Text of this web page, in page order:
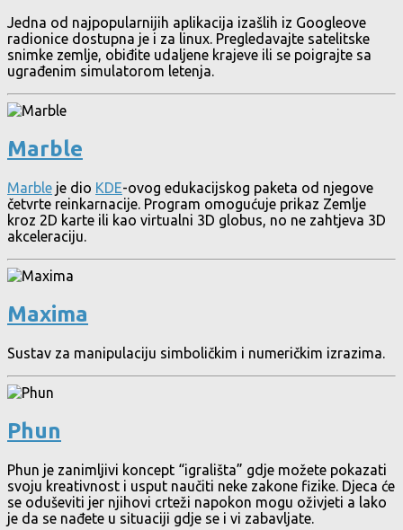
Jedna od najpopularnijih aplikacija izašlih iz Googleove
radionice dostupna je i za linux. Pregledavajte satelitske
snimke zemlje, obiđite udaljene krajeve ili se poigrajte sa
ugrađenim simulatorom letenja.
Marble
Marble je dio KDE-ovog edukacijskog paketa od njegove
četvrte reinkarnacije. Program omogućuje prikaz Zemlje
kroz 2D karte ili kao virtualni 3D globus, no ne zahtjeva 3D
akceleraciju.
Maxima
Sustav za manipulaciju simboličkim i numeričkim izrazima.
Phun
Phun je zanimljivi koncept “igrališta” gdje možete pokazati
svoju kreativnost i usput naučiti neke zakone fizike. Djeca će
se oduševiti jer njihovi crteži napokon mogu oživjeti a lako
je da se nađete u situaciji gdje se i vi zabavljate.